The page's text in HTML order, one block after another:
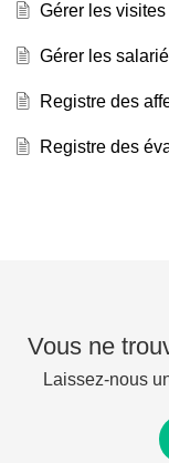
Gérer les
Gérer les
Registre des
Registre des
Vous ne
Laissez-nous